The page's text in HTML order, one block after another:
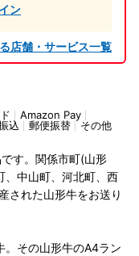
ン
店舗・サービス一覧
Amazon Pay
込 郵便振替 その他
す。関係市町(山形
、中山町、河北町、西
された山形牛をお送り
。その山形牛のA4ラン